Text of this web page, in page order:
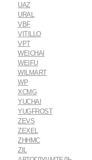
UAZ
URAL
VBF
VITILLO
VPT
WEICHAI
WEIFU
WILMART
WP
XCMG
YUCHAI
YUGFROST
ZEVS
ZEXEL
ZHHMC
ZIL